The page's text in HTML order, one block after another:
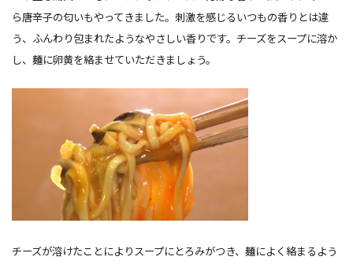
ら唐辛子の匂いもやってきました。刺激を感じるいつもの香りとは違
う、ふんわり包まれたようなやさしい香りです。チーズをスープに溶か
し、麺に卵黄を絡ませていただきましょう。
チーズが溶けたことによりスープにとろみがつき、麺によく絡まるよう